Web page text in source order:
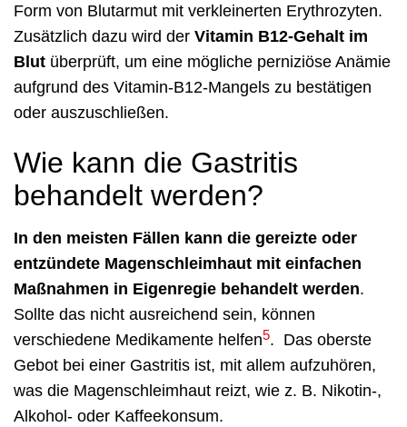
Form von Blutarmut mit verkleinerten Erythrozyten.
Zusätzlich dazu wird der Vitamin B12-Gehalt im
Blut überprüft, um eine mögliche perniziöse Anämie
aufgrund des Vitamin-B12-Mangels zu bestätigen
oder auszuschließen.
Wie kann die Gastritis
behandelt werden?
In den meisten Fällen kann die gereizte oder
entzündete Magenschleimhaut mit einfachen
Maßnahmen in Eigenregie behandelt werden.
Sollte das nicht ausreichend sein, können
verschiedene Medikamente helfen5. Das oberste
Gebot bei einer Gastritis ist, mit allem aufzuhören,
was die Magenschleimhaut reizt, wie z. B. Nikotin-,
Alkohol- oder Kaffeekonsum.